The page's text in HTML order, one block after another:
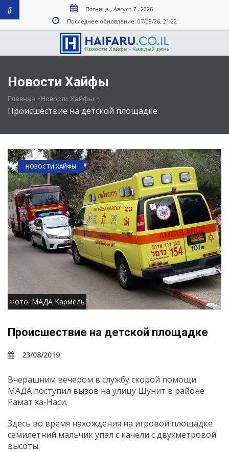
Пятница , Август 7 , 2026
Последнее обновление: 07/08/26, 21:22
Новости Хайфы
Главная -Новости Хайфы -
Происшествие на детской площадке
НОВОСТИ ХАЙФЫ
Фото: МАДА Кармель
Происшествие на детской площадке
23/08/2019
Вчерашним вечером в службу скорой помощи
МАДА поступил вызов на улицу Шунит в районе
Рамат ха-Наси.
Здесь во время нахождения на игровой площадке
семилетний мальчик упал с качели с двухметровой
высоты.